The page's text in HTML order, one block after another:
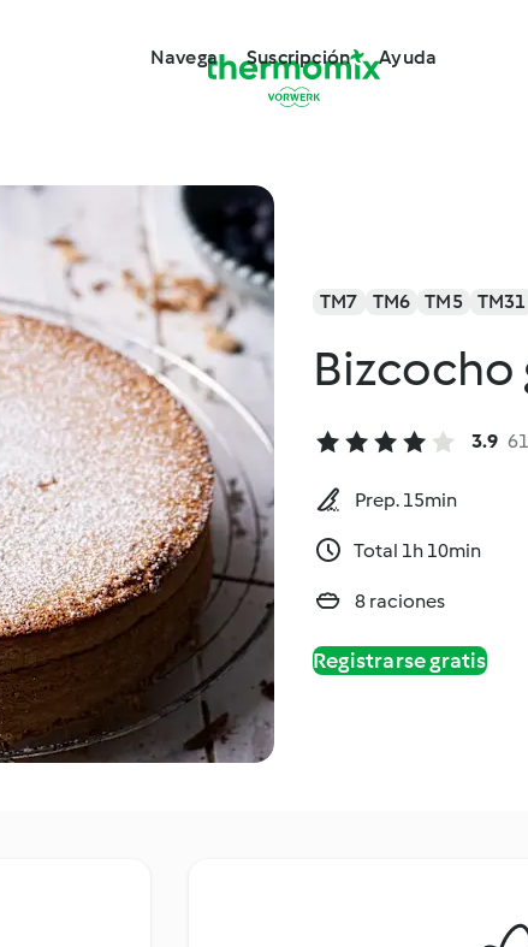
Navega Suscripción Ayuda
TM7 TM6 TM5 TM31
Bizcocho
3.9
Prep. 15min
Total 1h 10min
8 raciones
Registrarse gratis